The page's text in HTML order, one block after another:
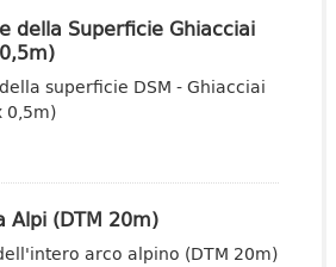
della Superficie Ghiacciai
superficie DSM - Ghiacciai
0,5m)
Alpi (DTM 20m)
arco alpino (DTM 20m)